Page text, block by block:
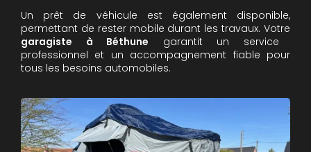
Un prêt de véhicule est également disponible,
permettant de rester mobile durant les travaux. Votre
garagiste à Béthune garantit un service
professionnel et un accompagnement fiable pour
tous les besoins automobiles.